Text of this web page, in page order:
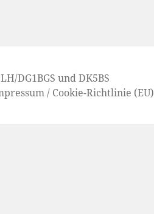
/DG1BGS undDK5BS
/ Cookie-Richtlinie (EU)